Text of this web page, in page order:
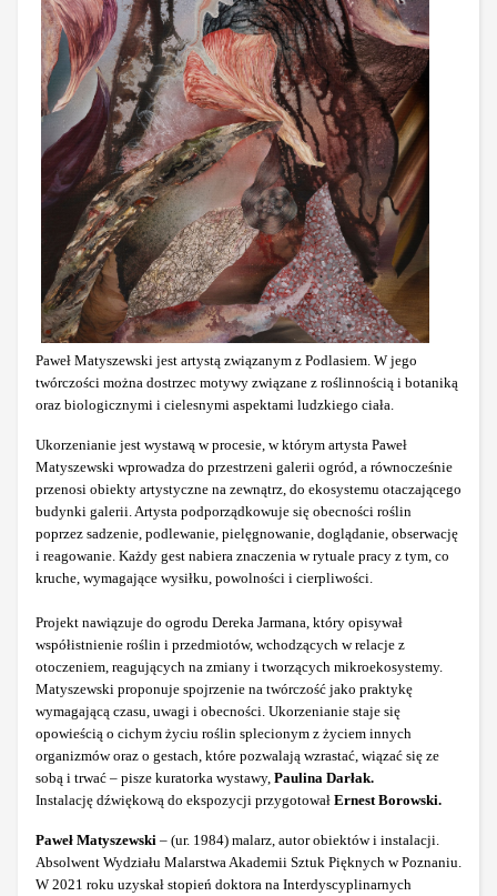
Paweł Matyszewski jest artystą związanym z Podlasiem. W jego
twórczości można dostrzec motywy związane z roślinnością i botaniką
oraz biologicznymi i cielesnymi aspektami ludzkiego ciała.
Ukorzenianie jest wystawą w procesie, w którym artysta Paweł
Matyszewski wprowadza do przestrzeni galerii ogród, a równocześnie
przenosi obiekty artystyczne na zewnątrz, do ekosystemu otaczającego
budynki galerii. Artysta podporządkowuje się obecności roślin
poprzez sadzenie, podlewanie, pielęgnowanie, doglądanie, obserwację
i reagowanie. Każdy gest nabiera znaczenia w rytuale pracy z tym, co
kruche, wymagające wysiłku, powolności i cierpliwości.
Projekt nawiązuje do ogrodu Dereka Jarmana, który opisywał
współistnienie roślin i przedmiotów, wchodzących w relacje z
otoczeniem, reagujących na zmiany i tworzących mikroekosystemy.
Matyszewski proponuje spojrzenie na twórczość jako praktykę
wymagającą czasu, uwagi i obecności. Ukorzenianie staje się
opowieścią o cichym życiu roślin splecionym z życiem innych
organizmów oraz o gestach, które pozwalają wzrastać, wiązać się ze
sobą i trwać – pisze kuratorka wystawy, Paulina Darłak.
Instalację dźwiękową do ekspozycji przygotował Ernest Borowski.
Paweł Matyszewski – (ur. 1984) malarz, autor obiektów i instalacji.
Absolwent Wydziału Malarstwa Akademii Sztuk Pięknych w Poznaniu.
W 2021 roku uzyskał stopień doktora na Interdyscyplinarnych